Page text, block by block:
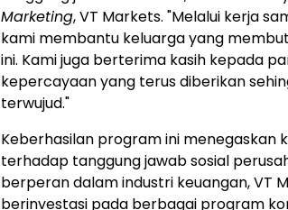
Marketing, VT Markets. "Melalui kerja
kami membantu keluarga yang
ini. Kami juga berterima kasih kepada
kepercayaan yang terus diberikan
terwujud."
Keberhasilan program ini menegaskan
terhadap tanggung jawab sosial
berperan dalam industri keuangan, VT
berinvestasi pada berbagai program